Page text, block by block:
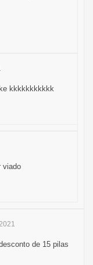
kkkkkkkkkkk
viado
de 15 pilas